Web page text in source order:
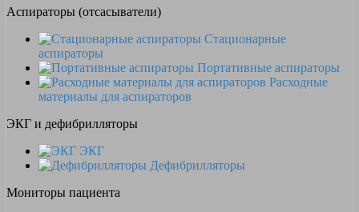
Аспираторы (отсасыватели)
Стационарные
аспираторы
Портативные аспираторы
Расходные
материалы для аспираторов
ЭКГ и дефибрилляторы
ЭКГ
Дефибрилляторы
Мониторы пациента